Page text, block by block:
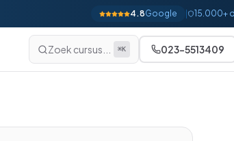
4.8Google 15.000+
Zoek cursus... ⌘K 023-5513409